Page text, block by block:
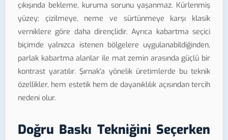
çıkışında bekleme, kuruma sorunu yaşanmaz. Kürlenmiş
yüzey; çizilmeye, neme ve sürtünmeye karşı klasik
verniklere göre daha dirençlidir. Ayrıca kabartma seçici
biçimde yalnızca istenen bölgelere uygulanabildiğinden,
parlak kabartma alanlar ile mat zemin arasında güçlü bir
kontrast yaratılır. Şırnak'a yönelik üretimlerde bu teknik
özellikler, hem estetik hem de dayanıklılık açısından tercih
nedeni olur.
Doğru Baskı Tekniğini Seçerken